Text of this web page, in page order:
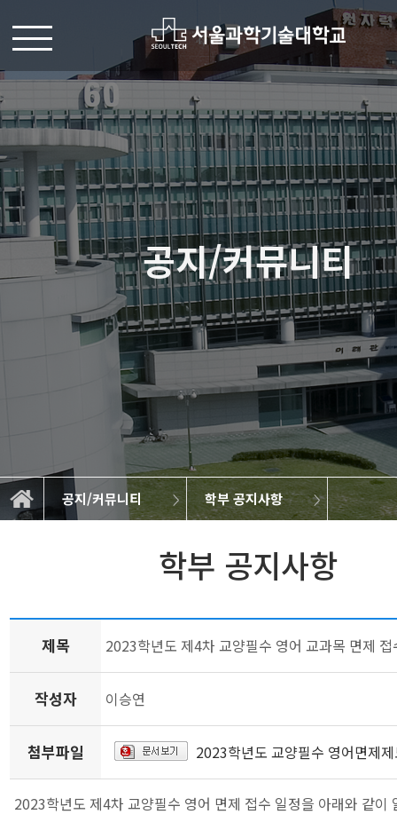
공지/커뮤니티
공지/커뮤니티 학부 공지사항
학과 소개
교육
연구
BK21 FOUR
공지/커뮤니티
학과 소식
학부 공지사항
대학원 공지사항
캡스톤디자인
취업정보
학부 공지사항
제목 2023학년도 제4차 교양필수 영어 교과목 면제
작성자 이승연
첨부파일 2023학년도 교양필수 영어면제
2023학년도 제4차 교양필수 영어 면제 접수 일정을 아래와 같이